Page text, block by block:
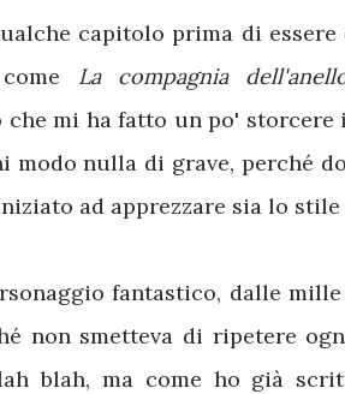
capitolo prima di
La compagnia
mi ha fatto un po' storcere
modo nulla di grave, perché
ad apprezzare sia lo
fantastico, dalle
non smetteva di ripetere
blah, ma come ho già